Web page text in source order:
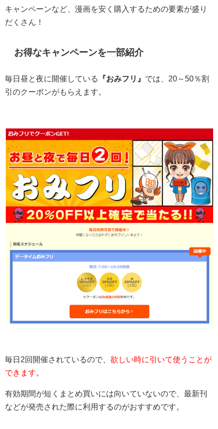
キャンペーンなど、漫画を安く購入するための要素が盛り
だくさん！
お得なキャンペーンを一部紹介
毎日昼と夜に開催している 『おみフリ』 では、20～50％割
引のクーポンがもらえます。
毎日2回開催されているので、 欲しい時に引いて使うことが
できます。
有効期間が短くまとめ買いには向いていないので、最新刊
などが発売された際に利用するのがおすすめです。